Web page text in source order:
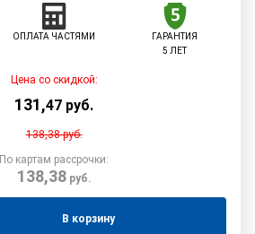
ОПЛАТА ЧАСТЯМИ
ГАРАНТИЯ
5 ЛЕТ
Цена со скидкой:
131,47 руб.
138,38руб.
По картам рассрочки:
138,38руб.
В корзину